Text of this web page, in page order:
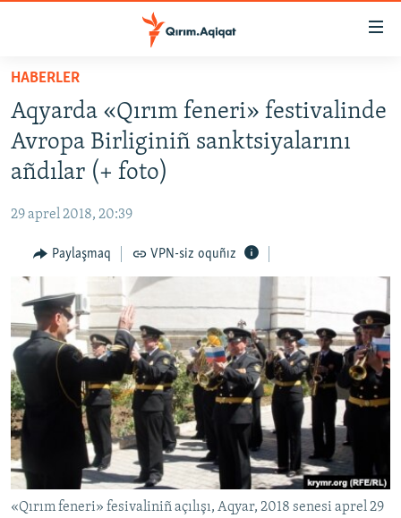
Esas
qaytmaq
Baş
navigatsiyağa
qaytmaq
Qıdıruvğa
qaytmaq
HABERLER
SİYASET
İQTİSADİYAT
MEDENİYET
İNSAN AQLARI
VİDEO
SÜRET
BLOGLAR
FİKİR
Русский
Українською
QOŞULIÑIZ!
HABERLER
Aqyarda «Qırım feneri» festivalinde
Avropa Birliginiñ sanktsiyalarını
añdılar (+ foto)
29 aprel 2018, 20:39
Paylaşmaq VPN-siz oquñız
«Qırım feneri» fesivaliniñ açılışı, Aqyar, 2018 senesi aprel 29